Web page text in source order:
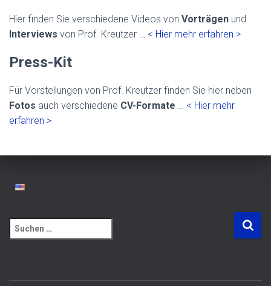
Hier finden Sie verschiedene Videos von Vorträgen und
Interviews von Prof. Kreutzer … < Hier mehr erfahren >
Press-Kit
Für Vorstellungen von Prof. Kreutzer finden Sie hier neben
Fotos auch verschiedene CV-Formate … < Hier mehr
erfahren >
u